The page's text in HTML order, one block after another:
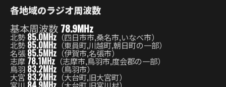
各地域のラジオ周波数
基本周波数 78.9MHz
北勢 85.0MHz（四日市市,桑名市,いなべ市）
北勢 85.0MHz （東員町,川越町,朝日町の一部）
名張85.5MHz （伊賀市,名張市）
志摩78.1MHz （志摩市,鳥羽市,度会郡の一部）
鳥羽 83.2MHz （鳥羽市）
大宮 83.2MHz （大台町,旧大宮町）